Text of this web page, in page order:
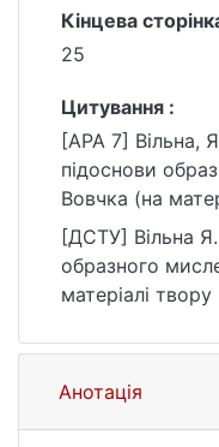
Кінцева
25
Цитування :
[APA 7] Вільна,
підоснови
Вовчка (на
https://doi.org/
25
[ДСТУ] Вільна Я.
образного
матеріалі
15—25. DOI:
(дата
Анотація